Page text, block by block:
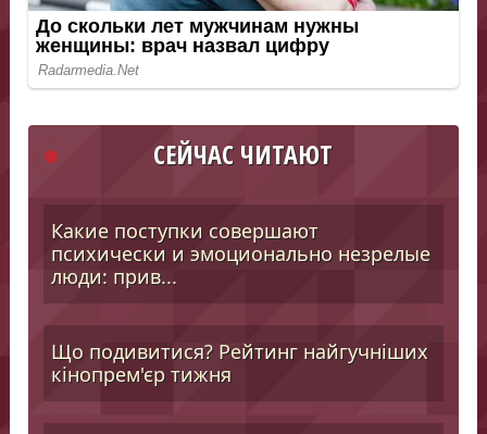
СЕЙЧАС ЧИТАЮТ
Какие поступки совершают
психически и эмоционально незрелые
люди: прив...
Що подивитися? Рейтинг найгучніших
кінопрем'єр тижня